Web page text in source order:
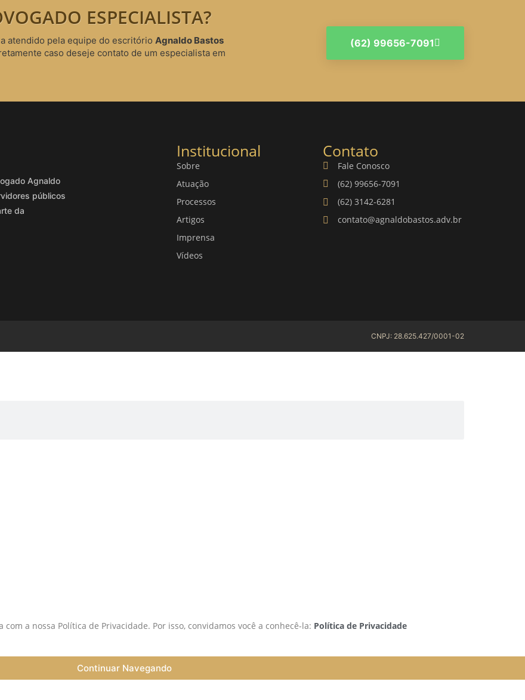
ESPECIALISTA?
atendido pela equipe do escritório Agnaldo Bastos
caso deseje contato de um especialista em
(62) 99656-7091
Agnaldo
públicos
da
Institucional
Sobre
Atuação
Processos
Artigos
Imprensa
Vídeos
Contato
Fale Conosco
(62) 99656-7091
(62) 3142-6281
contato@agnaldobastos.adv.br
CNPJ: 28.625.427/0001-02
a nossa Política de Privacidade. Por isso, convidamos você a conhecê-la: Política de Privacidade
Continuar Navegando